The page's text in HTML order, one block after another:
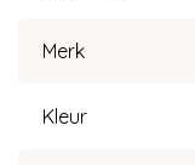
Merk
Kleur